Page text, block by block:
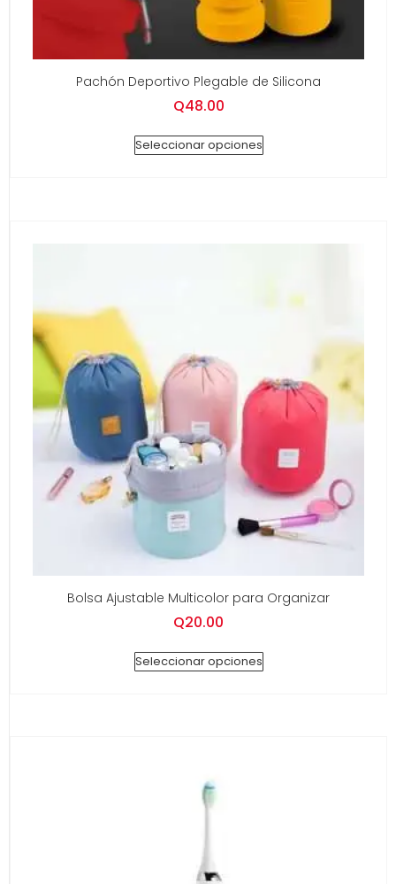
Pachón Deportivo Plegable de Silicona
Q48.00
Seleccionar opciones
Bolsa Ajustable Multicolor para Organizar
Q20.00
Seleccionar opciones